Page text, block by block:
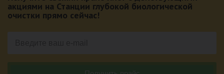
акциями на Станции глубокой биологической
очистки прямо сейчас!